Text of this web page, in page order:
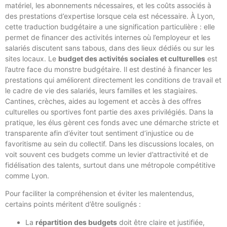
matériel, les abonnements nécessaires, et les coûts associés à
des prestations d’expertise lorsque cela est nécessaire. À Lyon,
cette traduction budgétaire a une signification particulière : elle
permet de financer des activités internes où l’employeur et les
salariés discutent sans tabous, dans des lieux dédiés ou sur les
sites locaux. Le budget des activités sociales et culturelles est
l’autre face du monstre budgétaire. Il est destiné à financer les
prestations qui améliorent directement les conditions de travail et
le cadre de vie des salariés, leurs familles et les stagiaires.
Cantines, crèches, aides au logement et accès à des offres
culturelles ou sportives font partie des axes privilégiés. Dans la
pratique, les élus gèrent ces fonds avec une démarche stricte et
transparente afin d’éviter tout sentiment d’injustice ou de
favoritisme au sein du collectif. Dans les discussions locales, on
voit souvent ces budgets comme un levier d’attractivité et de
fidélisation des talents, surtout dans une métropole compétitive
comme Lyon.
Pour faciliter la compréhension et éviter les malentendus,
certains points méritent d’être soulignés :
La répartition des budgets doit être claire et justifiée,